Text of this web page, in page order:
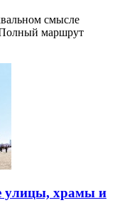
смысле
маршрут
улицы, храмы и